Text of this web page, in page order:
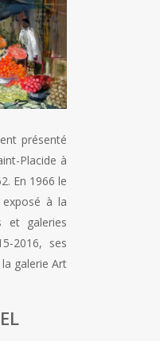
présenté
Placide à
En 1966 le
à la
et galeries
2016, ses
galerie Art